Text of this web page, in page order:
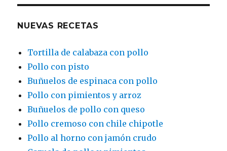
NUEVAS RECETAS
Tortilla de calabaza con pollo
Pollo con pisto
Buñuelos de espinaca con pollo
Pollo con pimientos y arroz
Buñuelos de pollo con queso
Pollo cremoso con chile chipotle
Pollo al horno con jamón crudo